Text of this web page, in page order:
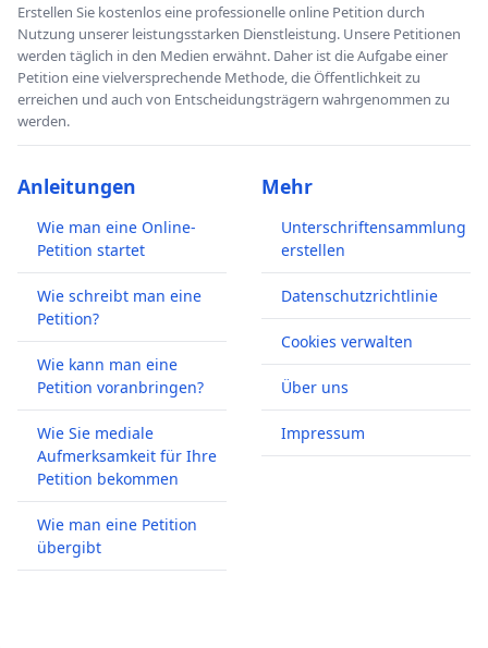
Erstellen Sie kostenlos eine professionelle online Petition durch
Nutzung unserer leistungsstarken Dienstleistung. Unsere Petitionen
werden täglich in den Medien erwähnt. Daher ist die Aufgabe einer
Petition eine vielversprechende Methode, die Öffentlichkeit zu
erreichen und auch von Entscheidungsträgern wahrgenommen zu
werden.
Anleitungen
Wie man eine Online-
Petition startet
Wie schreibt man eine
Petition?
Wie kann man eine
Petition voranbringen?
Wie Sie mediale
Aufmerksamkeit für Ihre
Petition bekommen
Wie man eine Petition
übergibt
Mehr
Unterschriftensammlung
erstellen
Datenschutzrichtlinie
Cookies verwalten
Über uns
Impressum